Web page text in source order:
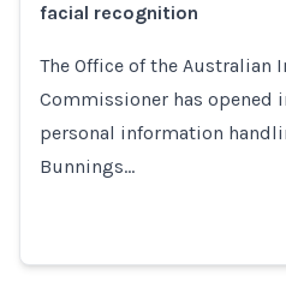
facial recognition
The Office of the Australian
Commissioner has opened
personal information
Bunnings…